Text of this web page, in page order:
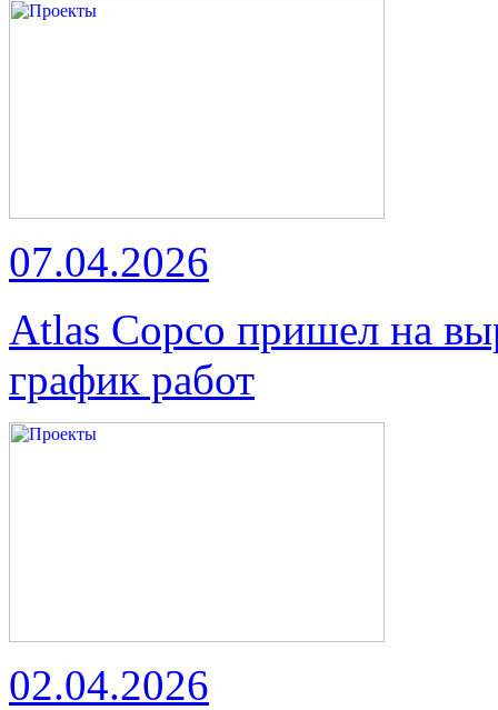
07.04.2026
Atlas Copco пришел на
график работ
02.04.2026